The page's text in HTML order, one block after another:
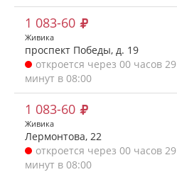
1 083-60
Живика
проспект Победы, д. 19
откроется через 00 часов 29
минут в 08:00
1 083-60
Живика
Лермонтова, 22
откроется через 00 часов 29
минут в 08:00